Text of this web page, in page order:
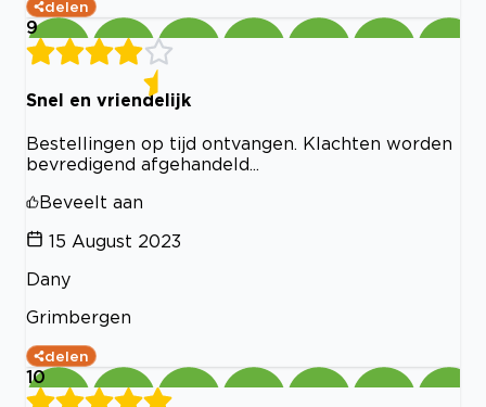
delen
9
Snel en vriendelijk
Bestellingen op tijd ontvangen. Klachten worden
bevredigend afgehandeld...
Beveelt aan
15 August 2023
Dany
Grimbergen
delen
10